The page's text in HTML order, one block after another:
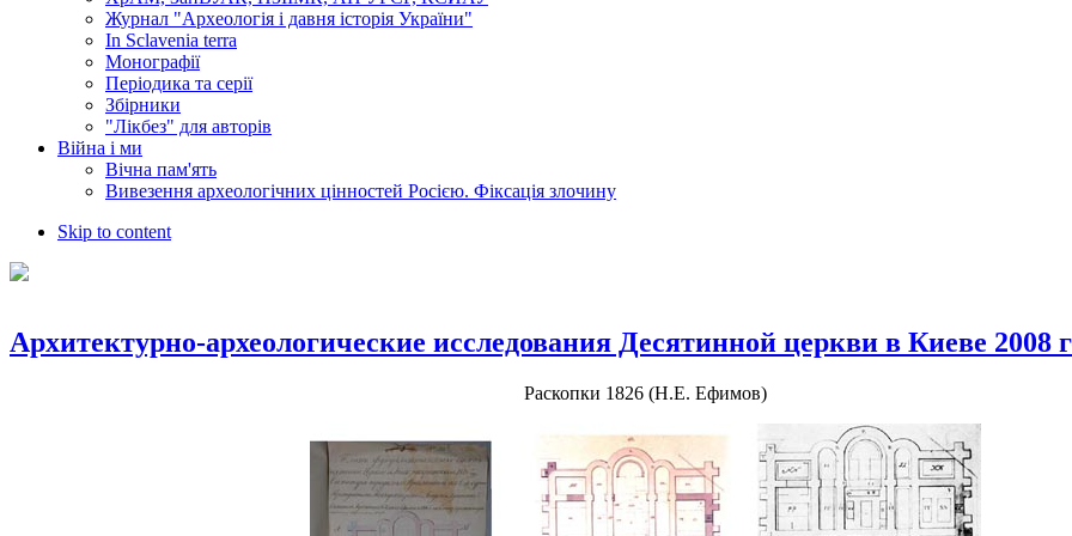
Журнал "Археологія і давня історія України"
In Sclavenia terra
Монографії
Періодика та серії
Збірники
"Лікбез" для авторів
Війна і ми
Вічна пам'ять
Вивезення археологічних цінностей Росією. Фіксація злочину
Skip to content
Архитектурно-археологические исследования Десятинной церкви в Киеве 2008
Раскопки 1826 (Н.Е. Ефимов)